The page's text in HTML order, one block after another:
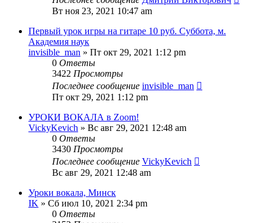
Вт ноя 23, 2021 10:47 am
Первый урок игры на гитаре 10 руб. Суббота, м.
Академия наук
invisible_man » Пт окт 29, 2021 1:12 pm
0 Ответы
3422 Просмотры
Последнее сообщение invisible_man
Пт окт 29, 2021 1:12 pm
УРОКИ ВОКАЛА в Zoom!
VickyKevich » Вс авг 29, 2021 12:48 am
0 Ответы
3430 Просмотры
Последнее сообщение VickyKevich
Вс авг 29, 2021 12:48 am
Уроки вокала, Минск
IK » Сб июл 10, 2021 2:34 pm
0 Ответы